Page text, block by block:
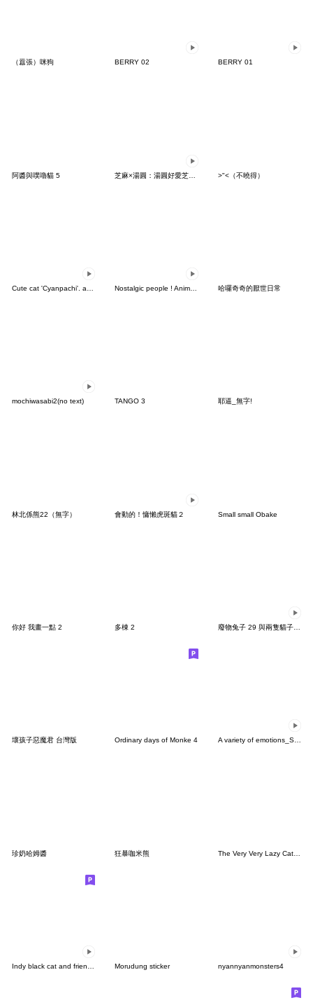
（囂張）咪狗 BERRY 02 BERRY 01
阿醬與噗嚕貓 5 >"<（不曉得）
哈囉奇奇的厭世日常
mochiwasabi2(no text) TANGO 3 耶逼_無字!
林北係熊22（無字） 會動的！慵懶虎斑貓２ Small small Obake
你好 我畫一點 2 多棟 2 廢物兔子 29 與兩隻貓子一起
壞孩子惡魔君 台灣版 Ordinary days of Monke 4 A variety of emotions_State of mind
珍奶哈姆醬 狂暴咖米熊 The Very Very Lazy Cat - 哭哭貓 (無字版)
Morudung sticker nyannyanmonsters4